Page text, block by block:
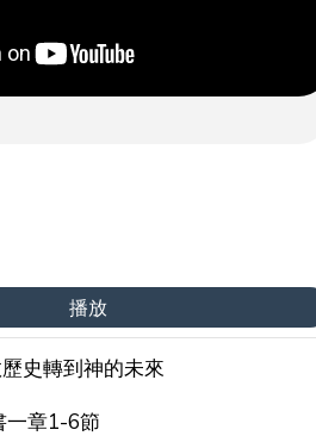
播放
史轉到神的未來
一章1-6節